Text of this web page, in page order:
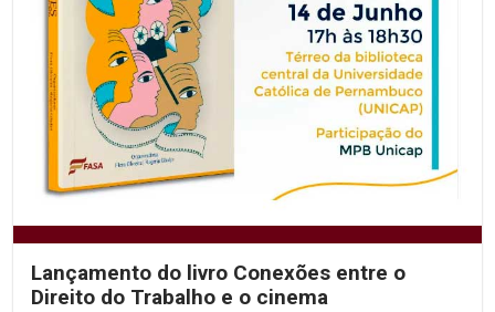
Lançamento do livro Conexões entre o
Direito do Trabalho e o cinema